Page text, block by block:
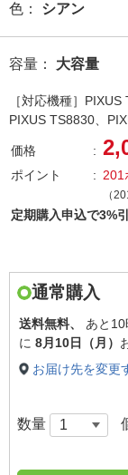
色 ： シアン
容量 ： 大容量
［対応機種］
PIXUS TS8830、
価格
ポイント 201
（
定期購入申込で3%
通常購入
送料無料、 あと 10
に 8月10日（月）
お届け先を変更
数量